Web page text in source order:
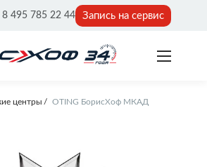
8 495 785 22 44 Запись на сервис
центры OTING БорисХоф МКАД